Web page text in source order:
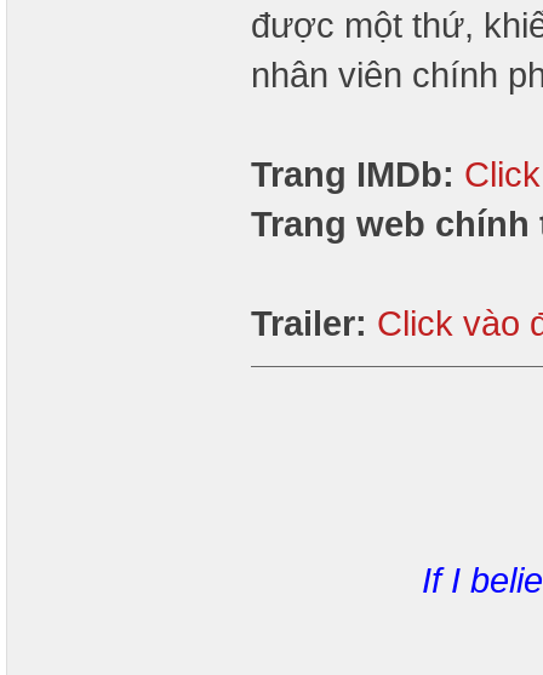
được một thứ,
nhân viên chính
Trang IMDb:
Trang web
Trailer: Click vào
If I